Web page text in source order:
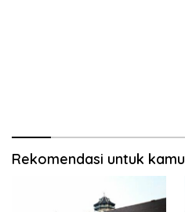
Rekomendasi untuk kamu